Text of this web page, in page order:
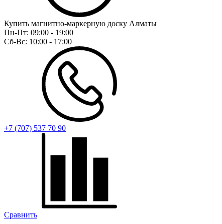
Купить магнитно-маркерную доску Алматы
Пн-Пт: 09:00 - 19:00
Сб-Вс: 10:00 - 17:00
+7 (707) 537 70 90
Сравнить